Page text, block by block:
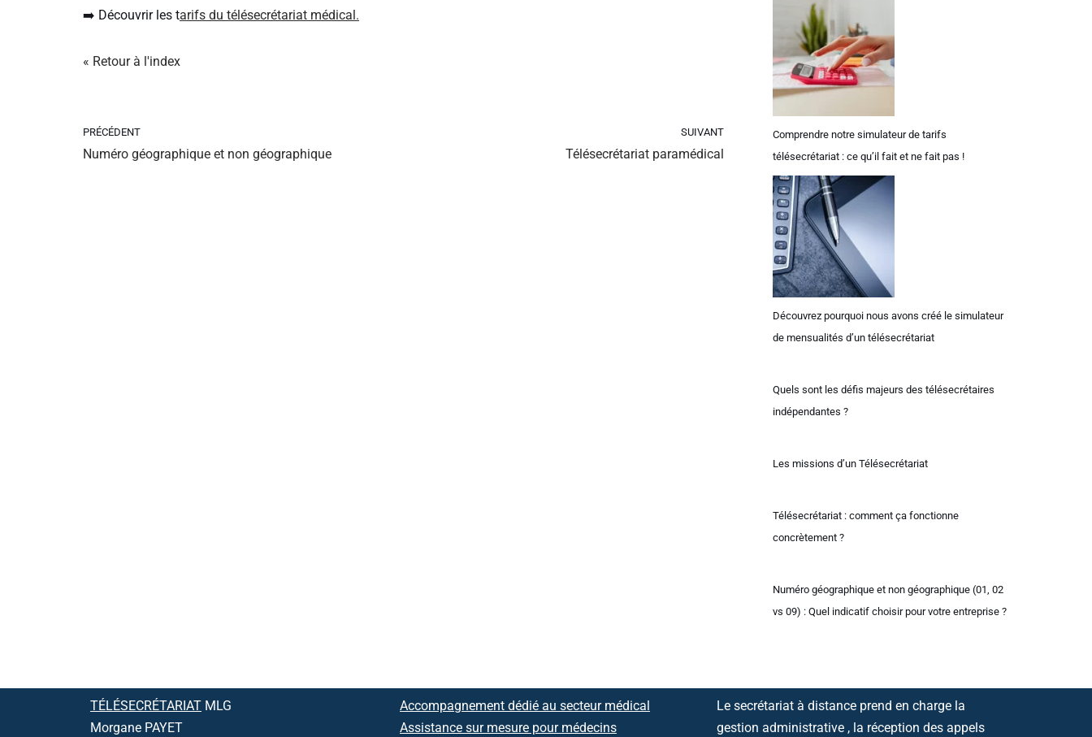
➡️ Découvrir les tarifs du télésecrétariat médical.
« Retour à l'index
PRÉCÉDENT
Numéro géographique et non géographique
SUIVANT
Télésecrétariat paramédical
Comprendre notre simulateur de tarifs
télésecrétariat : ce qu’il fait et ne fait pas !
Découvrez pourquoi nous avons créé le simulateur
de mensualités d’un télésecrétariat
Quels sont les défis majeurs des télésecrétaires
indépendantes ?
Les missions d’un Télésecrétariat
Télésecrétariat : comment ça fonctionne
concrètement ?
Numéro géographique et non géographique (01, 02
vs 09) : Quel indicatif choisir pour votre entreprise ?
TÉLÉSECRÉTARIAT MLG
Morgane PAYET
Accompagnement dédié au secteur médical
Assistance sur mesure pour médecins
Le secrétariat à distance prend en charge la
gestion administrative , la réception des appels